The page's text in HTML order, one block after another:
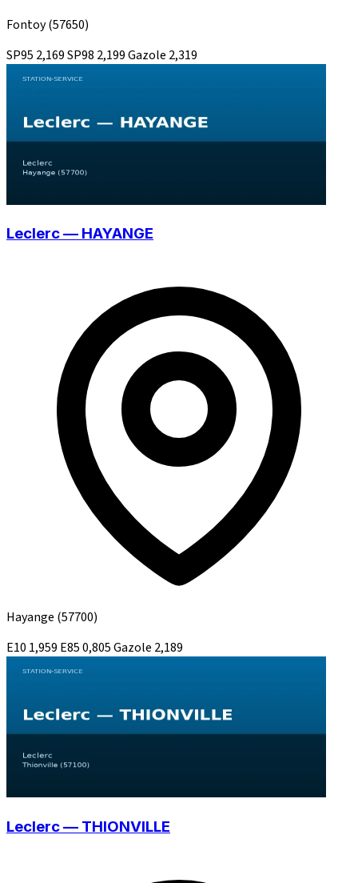
Fontoy(57650)
SP95 2,169SP98 2,199Gazole 2,319
Leclerc — HAYANGE
Hayange (57700)
E10 1,959 E850,805Gazole 2,189
Leclerc — THIONVILLE